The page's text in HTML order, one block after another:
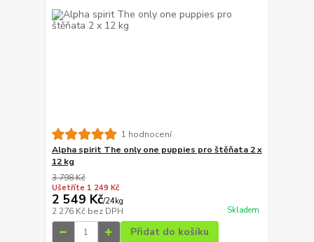
1 hodnocení
Alpha spirit The only one puppies pro štěňata 2 x
12 kg
3 798 Kč
Ušetříte 1 249 Kč
2 549 Kč/24kg
2 276 Kč bez DPH Skladem
Přidat do košíku